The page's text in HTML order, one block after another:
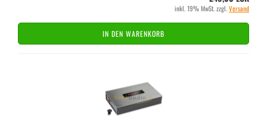
inkl. 19% MwSt. zzgl.Versand
IN DEN WARENKORB